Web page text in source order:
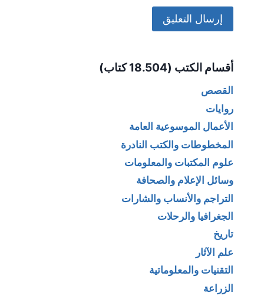
أقسام الكتب (18.504 كتاب)
القصص
روايات
الأعمال الموسوعية العامة
المخطوطات والكتب النادرة
علوم المكتبات والمعلومات
وسائل الإعلام والصحافة
التراجم والأنساب والشارات
الجغرافيا والرحلات
تاريخ
علم الآثار
التقنيات والمعلوماتية
الزراعة